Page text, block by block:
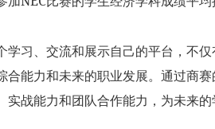
学习、交流和展示自己的平台，不
合能力和未来的职业发展。通过商
实战能力和团队合作能力，为未来